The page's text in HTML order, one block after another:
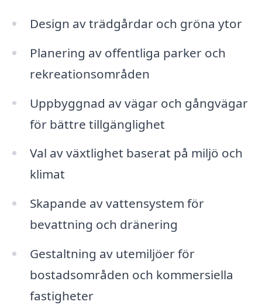
Design av trädgårdar och gröna ytor
Planering av offentliga parker och
rekreationsområden
Uppbyggnad av vägar och gångvägar
för bättre tillgänglighet
Val av växtlighet baserat på miljö och
klimat
Skapande av vattensystem för
bevattning och dränering
Gestaltning av utemiljöer för
bostadsområden och kommersiella
fastigheter